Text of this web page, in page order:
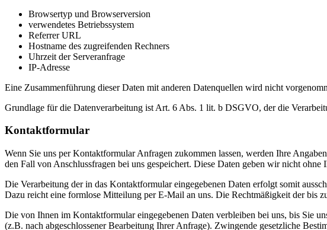
Browsertyp und Browserversion
verwendetes Betriebssystem
Referrer URL
Hostname des zugreifenden Rechners
Uhrzeit der Serveranfrage
IP-Adresse
Eine Zusammenführung dieser Daten mit anderen Datenquellen wird nicht
Grundlage für die Datenverarbeitung ist Art. 6 Abs. 1 lit. b DSGVO, der die
Kontaktformular
Wenn Sie uns per Kontaktformular Anfragen zukommen lassen, werden Ihre
den Fall von Anschlussfragen bei uns gespeichert. Diese Daten geben wir nicht
Die Verarbeitung der in das Kontaktformular eingegebenen Daten erfolgt somit
Dazu reicht eine formlose Mitteilung per E-Mail an uns. Die Rechtmäßigkeit der bis
Die von Ihnen im Kontaktformular eingegebenen Daten verbleiben bei uns, bis Sie
(z.B. nach abgeschlossener Bearbeitung Ihrer Anfrage). Zwingende gesetzliche